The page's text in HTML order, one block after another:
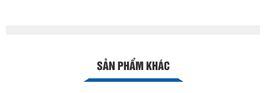
SẢN PHẨM KHÁC